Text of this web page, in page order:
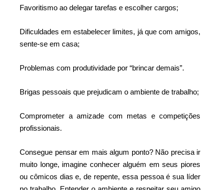
Favoritismo ao delegar tarefas e escolher cargos;
Dificuldades em estabelecer limites, já que com amigos,
sente-se em casa;
Problemas com produtividade por “brincar demais”.
Brigas pessoais que prejudicam o ambiente de trabalho;
Comprometer a amizade com metas e competições
profissionais.
Consegue pensar em mais algum ponto? Não precisa ir
muito longe, imagine conhecer alguém em seus piores
ou cômicos dias e, de repente, essa pessoa é sua líder